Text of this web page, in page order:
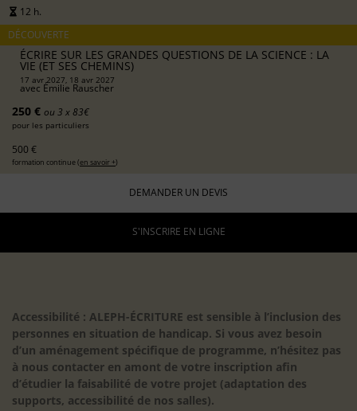
12 h.
DÉCOUVERTE
ÉCRIRE SUR LES GRANDES QUESTIONS DE LA SCIENCE : LA
VIE (ET SES CHEMINS)
17 avr 2027, 18 avr 2027
avec Émilie Rauscher
250 € ou 3 x 83€
pour les particuliers
500 €
formation continue (en savoir +)
DEMANDER UN DEVIS
S'INSCRIRE EN LIGNE
Accessibilité : ALEPH-ÉCRITURE est sensible à l’inclusion des
personnes en situation de handicap. Si vous avez besoin
d’un aménagement spécifique de programme, n’hésitez pas
à nous contacter en amont de votre inscription afin
d’étudier la faisabilité de votre projet (adaptation des
supports, accessibilité de nos salles).